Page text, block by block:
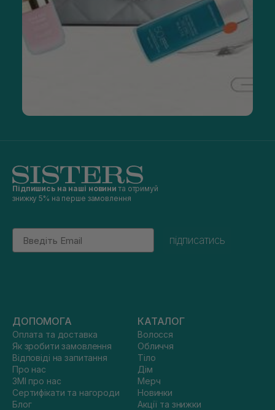
Підпишись на наші новини та отримуй
знижку 5% на перше замовлення
Email
підписатись
ДОПОМОГА
Оплата та доставка
Як зробити замовлення
Відповіді на запитання
Про нас
ЗМІ про нас
Сертифікати та нагороди
Блог
КАТАЛОГ
Волосся
Обличчя
Тіло
Дім
Мерч
Новинки
Акції та знижки